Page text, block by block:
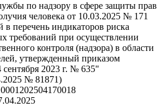
по надзору в сфере защиты прав
человека от 10.03.2025 № 171
перечень индикаторов риска
требований при осуществлении
контроля (надзора) в области
утвержденный приказом
сентября 2023 г. № 635"
№ 81871)
0001202504170018